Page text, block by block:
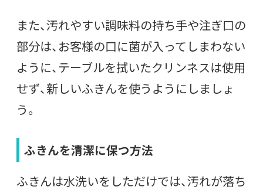
また、汚れやすい調味料の持ち手や注ぎ口の
部分は、お客様の口に菌が入ってしまわない
ように、テーブルを拭いたクリンネスは使用
せず、新しいふきんを使うようにしましょ
う。
ふきんを清潔に保つ方法
ふきんは水洗いをしただけでは、汚れが落ち